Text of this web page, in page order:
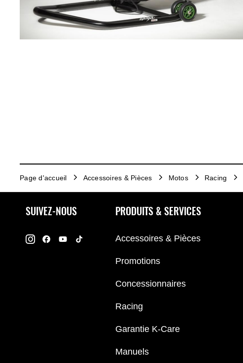
Page d'accueil Accessoires & Pièces Motos Racing
SUIVEZ-NOUS PRODUITS & SERVICES
Accessoires & Pièces
Promotions
Concessionnaires
Racing
Garantie K-Care
Manuels